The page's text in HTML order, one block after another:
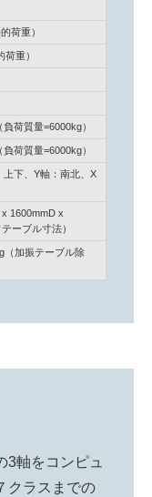
荷重）
荷重）
（負荷質量=6000kg）
（負荷質量=6000kg）
上下、Y軸：南北、X
1600mmD x
ーブル寸法）
（加振テーブル除
3軸をコンピュ
クラスまでの